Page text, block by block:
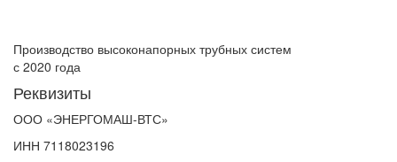
Производство высоконапорных трубных систем
с 2020 года
Реквизиты
ООО «ЭНЕРГОМАШ-ВТС»
ИНН 7118023196